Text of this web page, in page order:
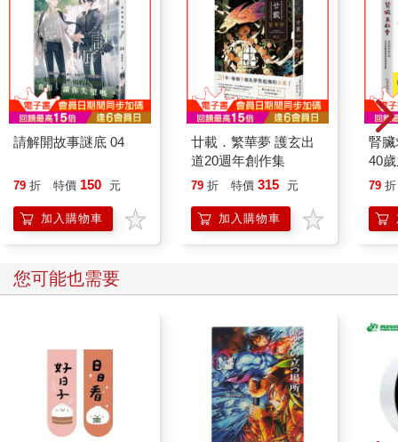
請解開故事謎底 04
79 折 特價 150 元
加入購物車
廿載．繁華夢 護玄出
道20週年創作集
79 折 特價 315 元
加入購物車
腎
40
就
79 折
您可能也需要